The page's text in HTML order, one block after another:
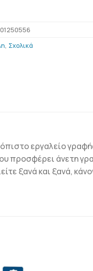
, Σχολικά
εργαλείο
προσφέρει άνετη
ξανά και ξανά,